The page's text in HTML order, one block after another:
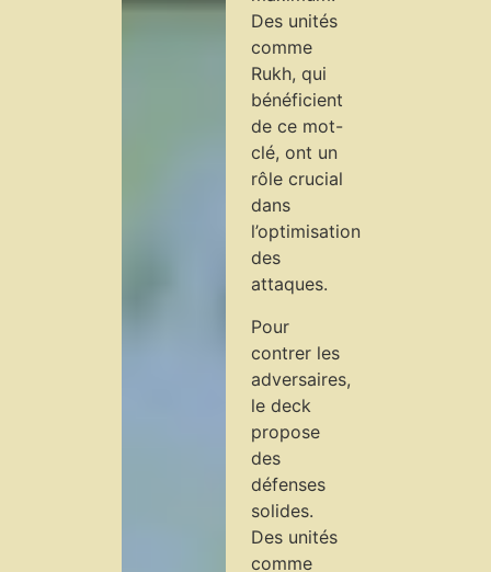
Des unités
comme
Rukh, qui
bénéficient
de ce mot-
clé, ont un
rôle crucial
dans
l’optimisation
des
attaques.
Pour
contrer les
adversaires,
le deck
propose
des
défenses
solides.
Des unités
comme